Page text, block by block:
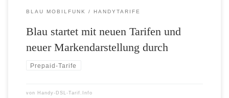
BLAU MOBILFUNK HANDYTARIFE
Blau startet mit neuen Tarifen und
neuer Markendarstellung durch
Prepaid-Tarife
von Handy-DSL-Tarif.Info